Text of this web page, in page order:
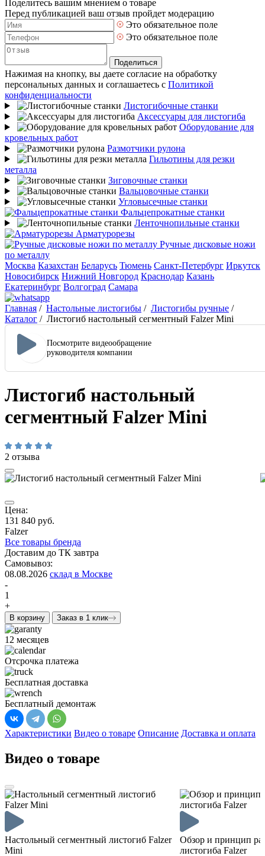
Поделитесь вашим мнением о товаре
Перед публикацией ваш отзыв пройдет модерацию
Это обязательное поле
Это обязательное поле
Поделиться
Нажимая на кнопку, вы даете согласие на обработку
персональных данных и соглашаетесь с Политикой
конфиденциальности
Листогибочные станки
Аксессуары для листогиба
Оборудование для
кровельных работ
Размотчики рулона
Гильотины для резки
металла
Зиговочные станки
Вальцовочные станки
Угловысечные станки
Фальцепрокатные станки
Ленточнопильные станки
Арматурорезы
Ручные дисковые ножи
по металлу
Москва Казахстан Беларусь Тюмень Санкт-Петербург Иркутск
Новосибирск Нижний Новгород Краснодар Казань
Екатеринбург Волгоград Самара
Главная / Настольные листогибы / Листогибы ручные /
Каталог / Листогиб настольный сегментный Falzer Mini
Посмотрите видеообращение
руководителя компании
Листогиб настольный
сегментный Falzer Mini
2 отзыва
Цена:
131 840 руб.
Falzer
Все товары бренда
Доставим до ТК завтра
Самовывоз:
08.08.2026 склад в Москве
-
1
+
В корзину Заказ в 1 клик
12 месяцев
Отсрочка платежа
Бесплатная доставка
Бесплатный демонтаж
Характеристики Видео о товаре Описание Доставка и оплата
Видео о товаре
Настольный сегментный листогиб Falzer
Mini
Обзор и принцип
листогиба Falzer